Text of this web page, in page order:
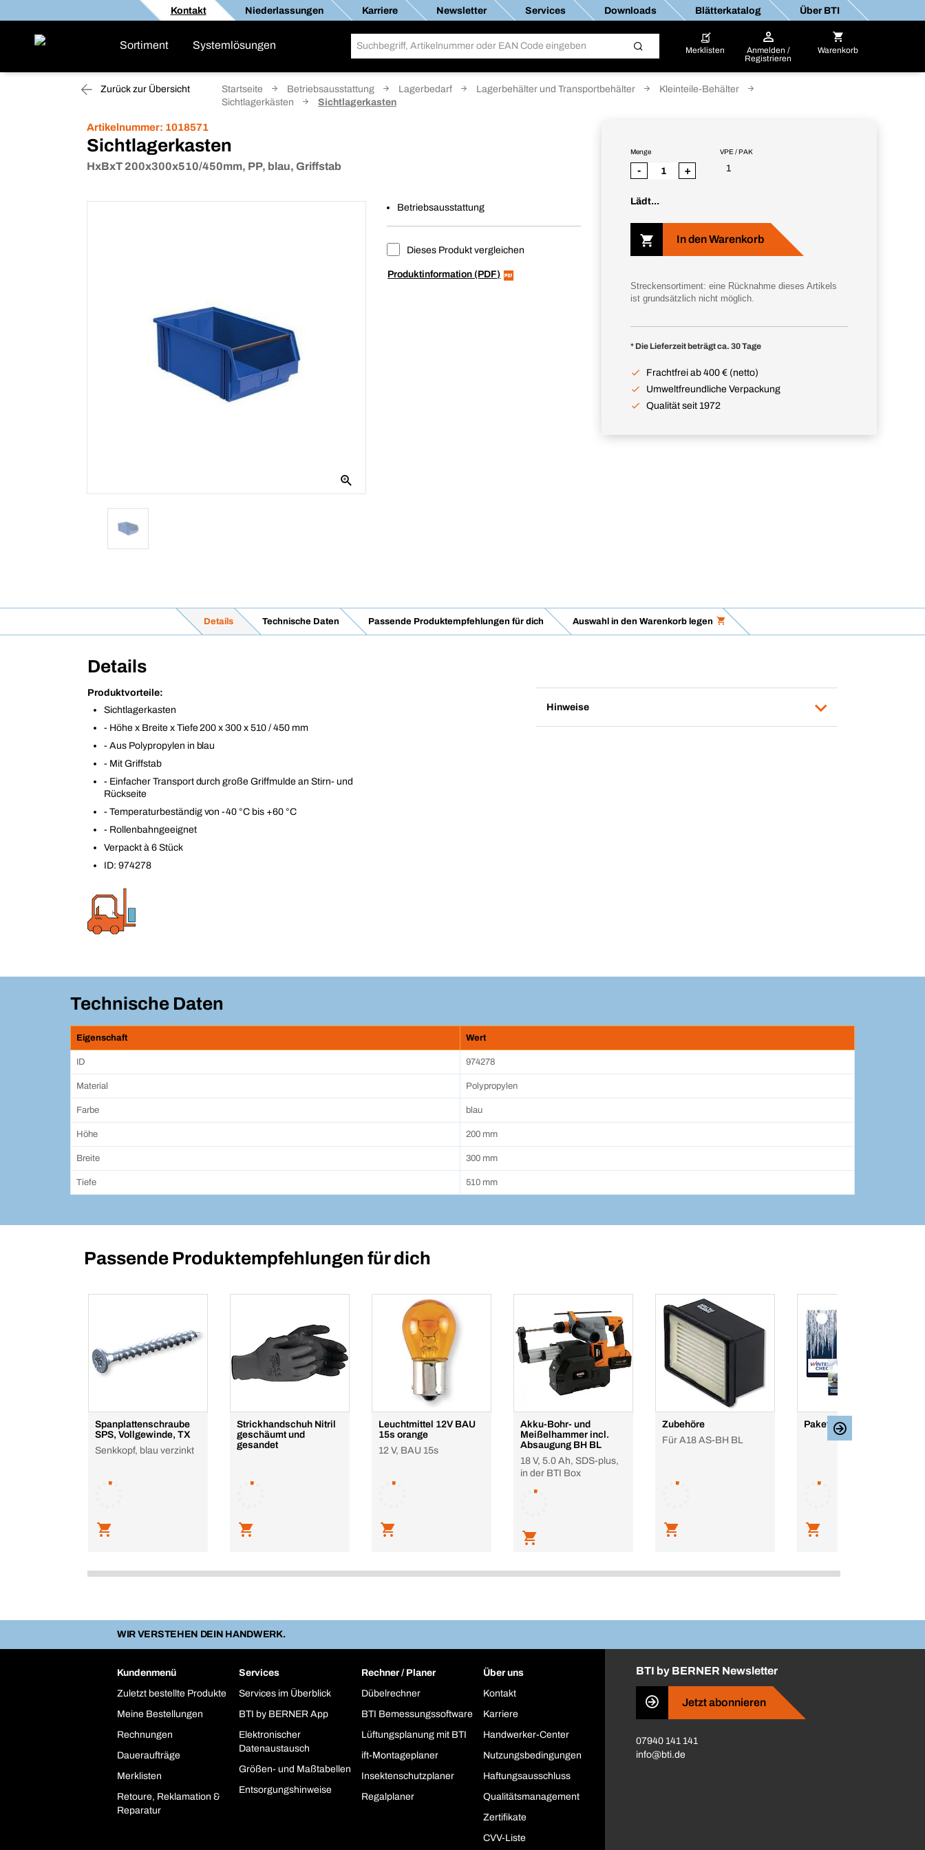
Kontakt Niederlassungen Karriere Newsletter Services Downloads Blätterkatalog Über BTI
Sortiment Systemlösungen Merklisten
Anmelden /
Registrieren
Warenkorb
Zurück zur Übersicht Startseite Betriebsausstattung Lagerbedarf Lagerbehälter und Transportbehälter
Kleinteile-Behälter
Sichtlagerkästen
Sichtlagerkasten
Artikelnummer: 1018571
Sichtlagerkasten
HxBxT 200x300x510/450mm, PP, blau, Griffstab
Betriebsausstattung
Dieses Produkt vergleichen
Produktinformation (PDF)
VPE / PAK
1
Menge
- +
Lädt...
In den Warenkorb
Streckensortiment: eine Rücknahme dieses Artikels
ist grundsätzlich nicht möglich.
* Die Lieferzeit beträgt ca. 30 Tage
Frachtfrei ab 400 € (netto)
Umweltfreundliche Verpackung
Qualität seit 1972
Details Technische Daten Passende Produktempfehlungen für dich Auswahl in den Warenkorb legen
Details
Produktvorteile:
Sichtlagerkasten
- Höhe x Breite x Tiefe 200 x 300 x 510 / 450 mm
- Aus Polypropylen in blau
- Mit Griffstab
- Einfacher Transport durch große Griffmulde an Stirn- und
Rückseite
- Temperaturbeständig von -40 °C bis +60 °C
- Rollenbahngeeignet
Verpackt à 6 Stück
ID: 974278
Hinweise
Technische Daten
Eigenschaft Wert
ID 974278
Material Polypropylen
Farbe blau
Höhe 200 mm
Breite 300 mm
Tiefe 510 mm
Passende Produktempfehlungen für dich
Spanplattenschraube
SPS, Vollgewinde, TX
Senkkopf, blau verzinkt
Strickhandschuh Nitril
geschäumt und
gesandet
Leuchtmittel 12V BAU
15s orange
12 V, BAU 15s
Akku-Bohr- und
Meißelhammer incl.
Absaugung BH BL
18 V, 5.0 Ah, SDS-plus,
in der BTI Box
Zubehöre
Für A18 AS-BH BL
Paket Wintercheck 3
WIR VERSTEHEN DEIN HANDWERK.
Kundenmenü
Zuletzt bestellte Produkte
Meine Bestellungen
Rechnungen
Daueraufträge
Merklisten
Retoure, Reklamation &
Reparatur
Services
Services im Überblick
BTI by BERNER App
Elektronischer
Datenaustausch
Größen- und Maßtabellen
Entsorgungshinweise
Rechner / Planer
Dübelrechner
BTI Bemessungssoftware
Lüftungsplanung mit BTI
ift-Montageplaner
Insektenschutzplaner
Regalplaner
Über uns
Kontakt
Karriere
Handwerker-Center
Nutzungsbedingungen
Haftungsausschluss
Qualitätsmanagement
Zertifikate
CVV-Liste
BTI by BERNER Newsletter
Jetzt abonnieren
07940 141 141
info@bti.de